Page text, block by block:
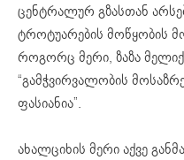
ცენტრალურ გზასთან
ტროტუარების მოწყობის
როგორც მერი, ზაზა
“გამჭვირვალობის
ფასიანია”.
ახალციხის მერი აქვე